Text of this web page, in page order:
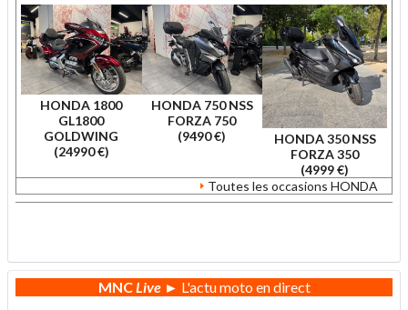
HONDA 1800
GL1800
GOLDWING
(24990 €)
HONDA 750 NSS
FORZA 750
(9490 €)
HONDA 350 NSS
FORZA 350
(4999 €)
Toutes les occasions HONDA
MNCLive► L'actu moto en direct